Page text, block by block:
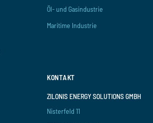
Öl- und Gasindustrie
Maritime Industrie
KONTAKT
ZILONIS ENERGY SOLUTIONS GMBH
Nisterfeld 11